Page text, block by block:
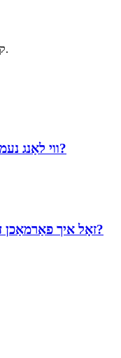
© קאַפּירייט - 2010-2023: כל הזכויות שמורות.
ווי לאַנג נעמט אַ ינגקיאַבייטער צו לוקע עגגס?
זאָל איך פאַרמאַכן די טיר פון הינדל קאָאָפּ בייַ נאַכט?